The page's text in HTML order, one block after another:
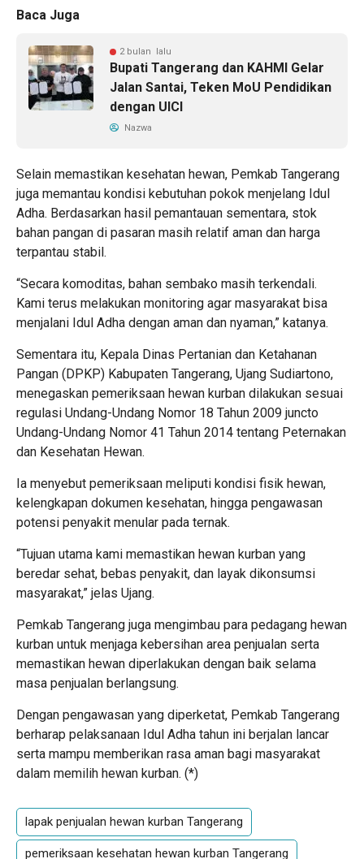
Baca Juga
2 bulan lalu
Bupati Tangerang dan KAHMI Gelar
Jalan Santai, Teken MoU Pendidikan
dengan UICI
Nazwa
Selain memastikan kesehatan hewan, Pemkab Tangerang
juga memantau kondisi kebutuhan pokok menjelang Idul
Adha. Berdasarkan hasil pemantauan sementara, stok
bahan pangan di pasaran masih relatif aman dan harga
terpantau stabil.
“Secara komoditas, bahan sembako masih terkendali.
Kami terus melakukan monitoring agar masyarakat bisa
menjalani Idul Adha dengan aman dan nyaman,” katanya.
Sementara itu, Kepala Dinas Pertanian dan Ketahanan
Pangan (DPKP) Kabupaten Tangerang, Ujang Sudiartono,
menegaskan pemeriksaan hewan kurban dilakukan sesuai
regulasi Undang-Undang Nomor 18 Tahun 2009 juncto
Undang-Undang Nomor 41 Tahun 2014 tentang Peternakan
dan Kesehatan Hewan.
Ia menyebut pemeriksaan meliputi kondisi fisik hewan,
kelengkapan dokumen kesehatan, hingga pengawasan
potensi penyakit menular pada ternak.
“Tujuan utama kami memastikan hewan kurban yang
beredar sehat, bebas penyakit, dan layak dikonsumsi
masyarakat,” jelas Ujang.
Pemkab Tangerang juga mengimbau para pedagang hewan
kurban untuk menjaga kebersihan area penjualan serta
memastikan hewan diperlakukan dengan baik selama
masa penjualan berlangsung.
Dengan pengawasan yang diperketat, Pemkab Tangerang
berharap pelaksanaan Idul Adha tahun ini berjalan lancar
serta mampu memberikan rasa aman bagi masyarakat
dalam memilih hewan kurban. (*)
lapak penjualan hewan kurban Tangerang
pemeriksaan kesehatan hewan kurban Tangerang